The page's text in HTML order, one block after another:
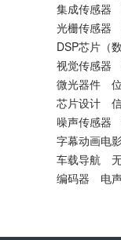
集成传感器
光栅传感器
DSP芯片（
视觉传感器
微光器件
芯片设计
噪声传感器
字幕动画电
车载导航
编码器
电